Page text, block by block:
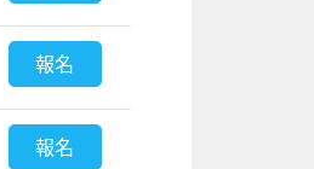
報名
報名